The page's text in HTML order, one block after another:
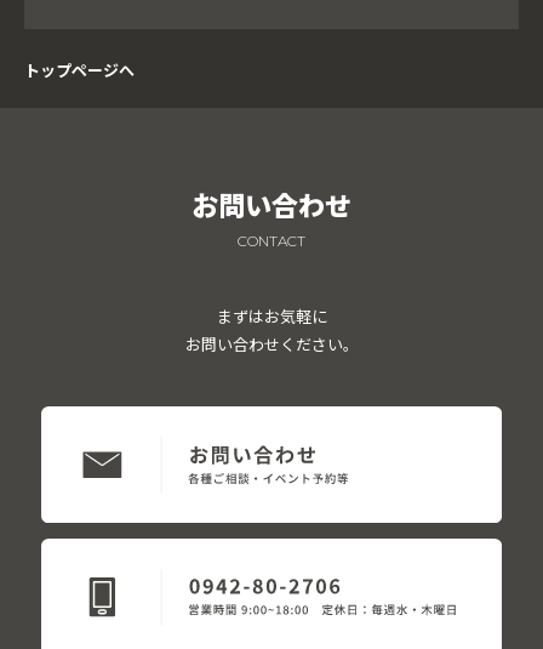
トップページへ
お問い合わせ
CONTACT
まずはお気軽に
お問い合わせください。